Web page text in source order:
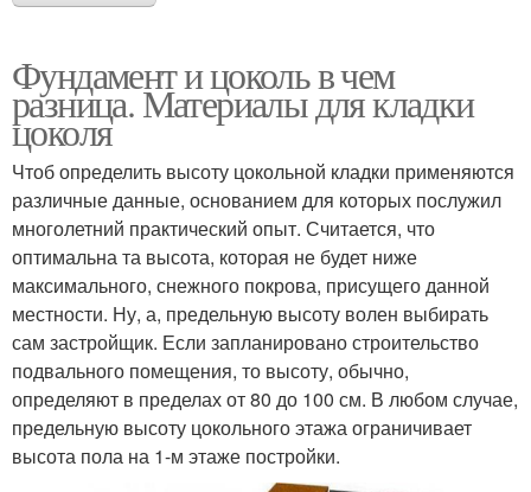
Фундамент и цоколь в чем
разница. Материалы для кладки
цоколя
Чтоб определить высоту цокольной кладки применяются
различные данные, основанием для которых послужил
многолетний практический опыт. Считается, что
оптимальна та высота, которая не будет ниже
максимального, снежного покрова, присущего данной
местности. Ну, а, предельную высоту волен выбирать
сам застройщик. Если запланировано строительство
подвального помещения, то высоту, обычно,
определяют в пределах от 80 до 100 см. В любом случае,
предельную высоту цокольного этажа ограничивает
высота пола на 1-м этаже постройки.